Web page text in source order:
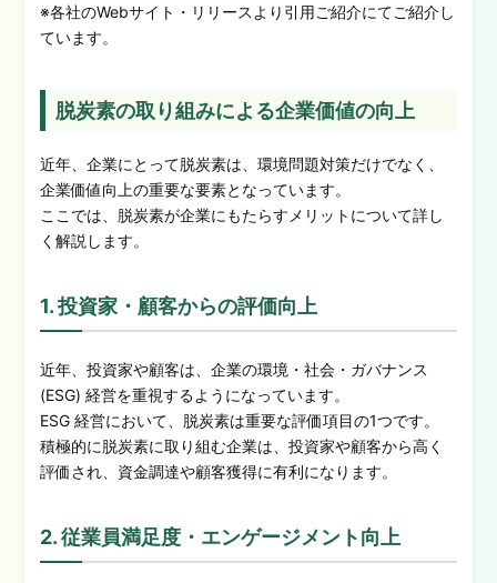
※各社のWebサイト・リリースより引用ご紹介にてご紹介し
ています。
脱炭素の取り組みによる企業価値の向上
近年、企業にとって脱炭素は、環境問題対策だけでなく、
企業価値向上の重要な要素となっています。
ここでは、脱炭素が企業にもたらすメリットについて詳し
く解説します。
1. 投資家・顧客からの評価向上
近年、投資家や顧客は、企業の環境・社会・ガバナンス
(ESG) 経営を重視するようになっています。
ESG 経営において、脱炭素は重要な評価項目の1つです。
積極的に脱炭素に取り組む企業は、投資家や顧客から高く
評価され、資金調達や顧客獲得に有利になります。
2. 従業員満足度・エンゲージメント向上